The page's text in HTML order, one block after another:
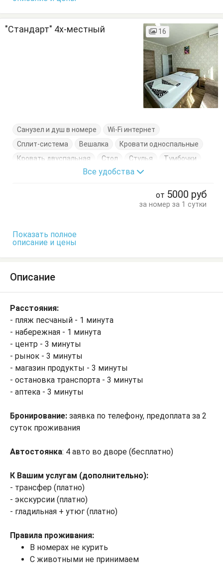
"Стандарт" 4х-местный 16
Санузел и душ в номере
Wi-Fi интернет
Сплит-система
Вешалка
Кровати односпальные
Кровать двуспальная
Стол Стулья
Тумбочки
Все удобства
от 5000 руб
за номер за 1 сутки
Показать полное
описание и цены
Описание
Расстояния:
- пляж песчаный - 1 минута
- набережная - 1 минута
- центр - 3 минуты
- рынок - 3 минуты
- магазин продукты - 3 минуты
- остановка транспорта - 3 минуты
- аптека - 3 минуты
Бронирование: заявка по телефону, предоплата за 2
суток проживания
Автостоянка: 4 авто во дворе (бесплатно)
К Вашим услугам (дополнительно):
- трансфер (платно)
- экскурсии (платно)
- гладильная + утюг (платно)
Правила проживания:
В номерах не курить
С животными не принимаем